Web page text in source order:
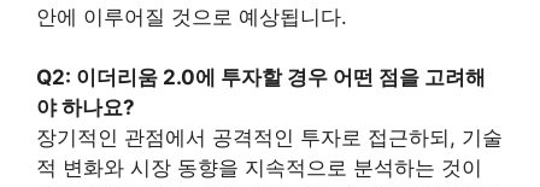
안에 이루어질 것으로 예상됩니다.
Q2: 이더리움 2.0에 투자할 경우 어떤 점을 고려해
야 하나요?
장기적인 관점에서 공격적인 투자로 접근하되, 기술
적 변화와 시장 동향을 지속적으로 분석하는 것이